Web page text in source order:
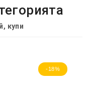
купи
-18%